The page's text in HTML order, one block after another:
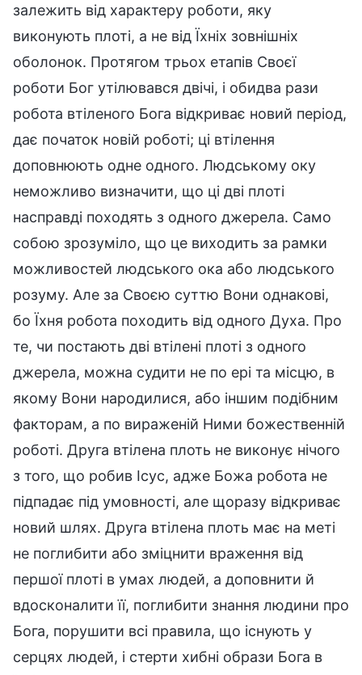
залежить від характеру роботи, яку
виконують плоті, а не від Їхніх зовнішніх
оболонок. Протягом трьох етапів Своєї
роботи Бог утілювався двічі, і обидва рази
робота втіленого Бога відкриває новий період,
дає початок новій роботі; ці втілення
доповнюють одне одного. Людському оку
неможливо визначити, що ці дві плоті
насправді походять з одного джерела. Само
собою зрозуміло, що це виходить за рамки
можливостей людського ока або людського
розуму. Але за Своєю суттю Вони однакові,
бо Їхня робота походить від одного Духа. Про
те, чи постають дві втілені плоті з одного
джерела, можна судити не по ері та місцю, в
якому Вони народилися, або іншим подібним
факторам, а по вираженій Ними божественній
роботі. Друга втілена плоть не виконує нічого
з того, що робив Ісус, адже Божа робота не
підпадає під умовності, але щоразу відкриває
новий шлях. Друга втілена плоть має на меті
не поглибити або зміцнити враження від
першої плоті в умах людей, а доповнити й
вдосконалити її, поглибити знання людини про
Бога, порушити всі правила, що існують у
серцях людей, і стерти хибні образи Бога в